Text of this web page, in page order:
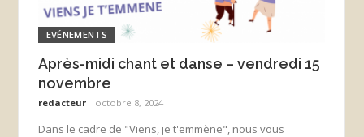
EVÉNEMENTS
Après-midi chant et danse – vendredi 15
novembre
redacteur octobre 8, 2024
Dans le cadre de "Viens, je t'emmène", nous vous